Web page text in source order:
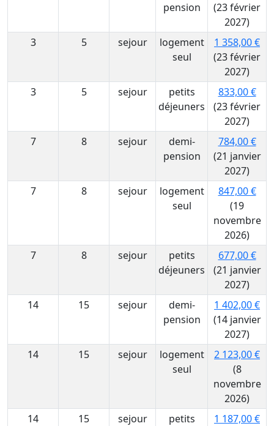
pension
(23 février
2027)
3
5 sejour
logement
seul
1 358,00 €
(23 février
2027)
3
5 sejour
petits
déjeuners
833,00 €
(23 février
2027)
7
8 sejour
demi-
pension
784,00 €
(21 janvier
2027)
7
8 sejour
logement
seul
847,00 €
(19
novembre
2026)
7
8 sejour
petits
déjeuners
677,00 €
(21 janvier
2027)
14
15 sejour
demi-
pension
1 402,00 €
(14 janvier
2027)
14
15 sejour
logement
seul
2 123,00 €
(8
novembre
2026)
14
15 sejour
petits
1 187,00 €